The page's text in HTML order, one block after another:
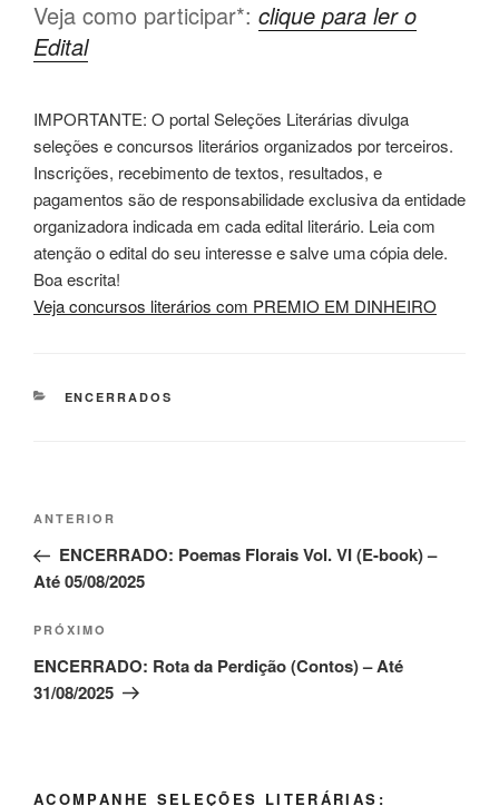
Veja como participar*: clique para ler o
Edital
IMPORTANTE: O portal Seleções Literárias divulga
seleções e concursos literários organizados por terceiros.
Inscrições, recebimento de textos, resultados, e
pagamentos são de responsabilidade exclusiva da entidade
organizadora indicada em cada edital literário. Leia com
atenção o edital do seu interesse e salve uma cópia dele.
Boa escrita!
Veja concursos literários com PREMIO EM DINHEIRO
CATEGORIAS
ENCERRADOS
Navegação
Post
Post
anterior
ANTERIOR
ENCERRADO: Poemas Florais Vol. VI (E-book) –
Até 05/08/2025
Próximo
post
PRÓXIMO
ENCERRADO: Rota da Perdição (Contos) – Até
31/08/2025
ACOMPANHE SELEÇÕES LITERÁRIAS: